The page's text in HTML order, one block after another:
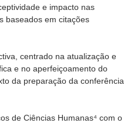
e impacto nas
baseados em citações
centrado na atualização e
e no aperfeiçoamento do
da preparação da conferência
de Ciências Humanas⁴ com o